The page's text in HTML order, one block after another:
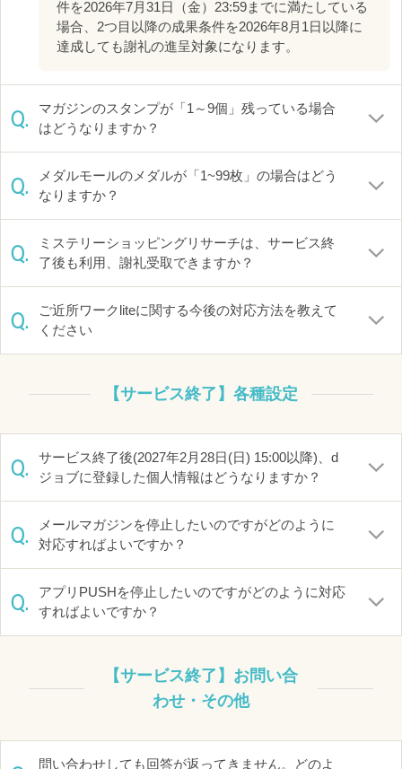
件を2026年7月31日（金）23:59までに満たしている
場合、2つ目以降の成果条件を2026年8月1日以降に
達成しても謝礼の進呈対象になります。
Q.
マガジンのスタンプが「1～9個」残っている場合
はどうなりますか？
Q.
メダルモールのメダルが「1~99枚」の場合はどう
なりますか？
Q.
ミステリーショッピングリサーチは、サービス終
了後も利用、謝礼受取できますか？
Q.
ご近所ワークliteに関する今後の対応方法を教えて
ください
【サービス終了】各種設定
Q.
サービス終了後(2027年2月28日(日) 15:00以降)、d
ジョブに登録した個人情報はどうなりますか？
Q.
メールマガジンを停止したいのですがどのように
対応すればよいですか？
Q.
アプリPUSHを停止したいのですがどのように対応
すればよいですか？
【サービス終了】お問い合
わせ・その他
問い合わせしても回答が返ってきません。どのよ